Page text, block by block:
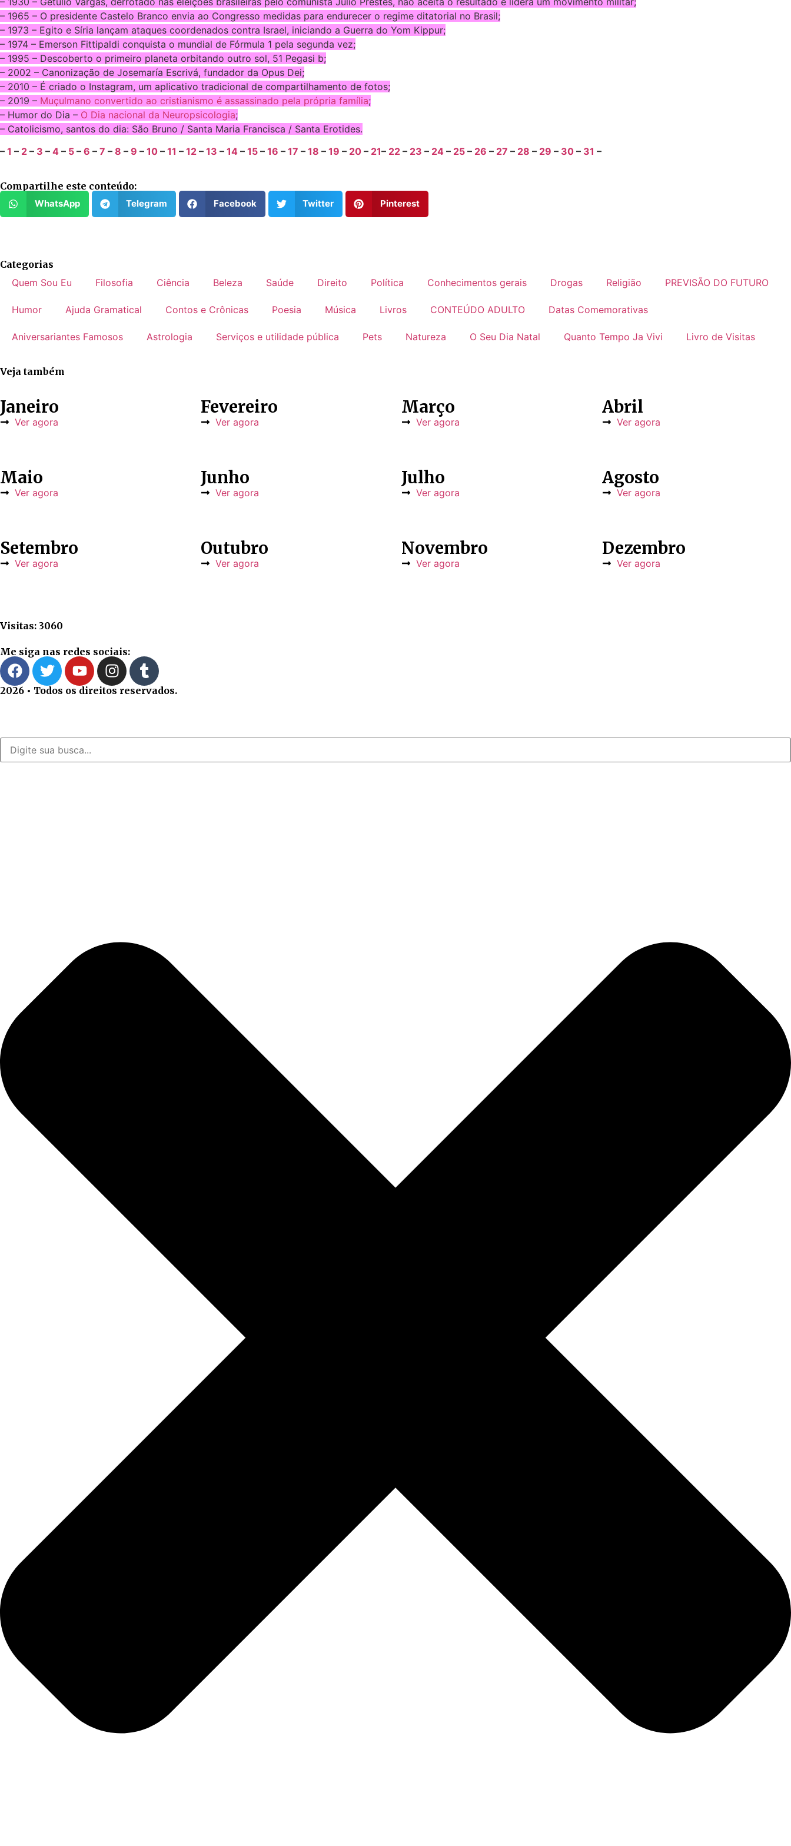
– 1965 – O presidente Castelo Branco envia ao Congresso medidas para endurecer o regime ditatorial no Brasil;
– 1973 – Egito e Síria lançam ataques coordenados contra Israel, iniciando a Guerra do Yom Kippur;
– 1974 – Emerson Fittipaldi conquista o mundial de Fórmula 1 pela segunda vez;
– 1995 – Descoberto o primeiro planeta orbitando outro sol, 51 Pegasi b;
– 2002 – Canonização de Josemaría Escrivá, fundador da Opus Dei;
– 2010 – É criado o Instagram, um aplicativo tradicional de compartilhamento de fotos;
– 2019 – Muçulmano convertido ao cristianismo é assassinado pela própria família;
– Humor do Dia – O Dia nacional da Neuropsicologia;
– Catolicismo, santos do dia: São Bruno / Santa Maria Francisca / Santa Erotides.
– 1 – 2 – 3 – 4 – 5 – 6 – 7 – 8 – 9 – 10 – 11 – 12 – 13 – 14 – 15 – 16 – 17 – 18 – 19 – 20 – 21– 22 – 23 – 24 – 25 – 26 – 27 – 28 – 29 – 30 – 31 –
Compartilhe este conteúdo:
WhatsApp Telegram Facebook Twitter Pinterest
Categorias
Quem Sou Eu
Filosofia Ciência Beleza Saúde Direito Política Conhecimentos gerais Drogas Religião PREVISÃO DO FUTURO
Humor Ajuda Gramatical Contos e Crônicas Poesia Música Livros CONTEÚDO ADULTO Datas Comemorativas
Aniversariantes Famosos Astrologia Serviços e utilidade pública Pets Natureza O Seu Dia Natal Quanto Tempo Ja Vivi Livro de Visitas
Veja também
Janeiro
Ver agora
Fevereiro
Ver agora
Março
Ver agora
Abril
Ver agora
Maio
Ver agora
Junho
Ver agora
Julho
Ver agora
Agosto
Ver agora
Setembro
Ver agora
Outubro
Ver agora
Novembro
Ver agora
Dezembro
Ver agora
Visitas: 3060
Me siga nas redes sociais:
2026 • Todos os direitos reservados.